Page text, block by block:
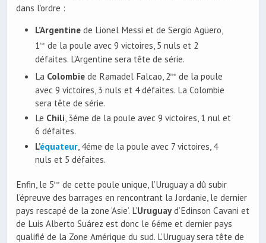
dans l’ordre :
L’Argentine de Lionel Messi et de Sergio Agüero,
1ère de la poule avec 9 victoires, 5 nuls et 2
défaites. L’Argentine sera tête de série.
La Colombie de Ramadel Falcao, 2ème de la poule
avec 9 victoires, 3 nuls et 4 défaites. La Colombie
sera tête de série.
Le Chili, 3éme de la poule avec 9 victoires, 1 nul et
6 défaites.
L’équateur, 4éme de la poule avec 7 victoires, 4
nuls et 5 défaites.
Enfin, le 5ème de cette poule unique, l’Uruguay a dû subir
l’épreuve des barrages en rencontrant la Jordanie, le dernier
pays rescapé de la zone ‘Asie’. L’Uruguayd’Edinson Cavani et
de Luis Alberto Suárez est donc le 6éme et dernier pays
qualifié de la Zone Amérique du sud. L’Uruguay sera tête de